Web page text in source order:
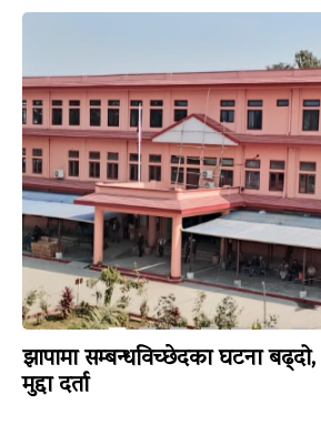
झापामा सम्बन्धविच्छेदका घटना
मुद्दा दर्ता